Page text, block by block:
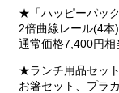
★「ハッピーパッ
2倍曲線レール(4
通常価格7,400円
★ランチ用品セッ
お箸セット、プラ